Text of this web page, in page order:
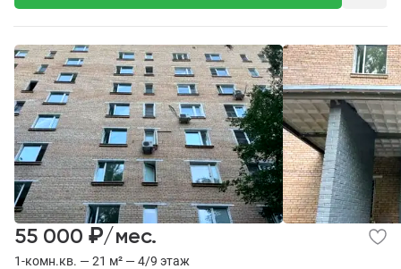
1-комн.кв. — 21 м² — 4/9 этаж
55 000 ₽/мес.